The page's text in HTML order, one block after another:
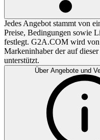
Jedes Angebot stammt von
Preise, Bedingungen sowie
festlegt. G2A.COM wird
Markeninhaber der auf
unterstützt.
Über Angebote und